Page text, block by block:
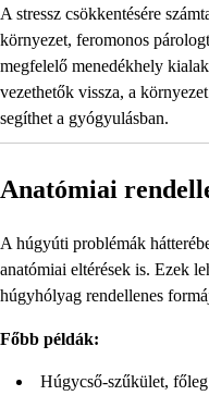
A stressz csökkentésére
környezet, feromonos
megfelelő menedékhely
vezethetők vissza, a
segíthet a gyógyulásban.
Anatómiai
A húgyúti problémák
anatómiai eltérések is. Ezek
húgyhólyag rendellenes
Főbb példák:
Húgycső-szűkület,